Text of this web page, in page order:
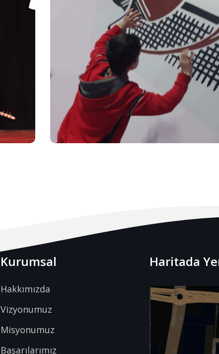
Kurumsal
Hakkımızda
Vizyonumuz
Misyonumuz
Başarılarımız
Haritada